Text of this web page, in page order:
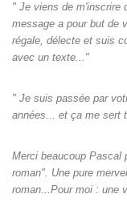
" Je viens de m'inscrire
message a pour but de
régale, délecte et suis
avec un texte..."
" Je suis passée par
années... et ça me sert
Merci beaucoup Pascal
roman". Une pure
roman...Pour moi : une